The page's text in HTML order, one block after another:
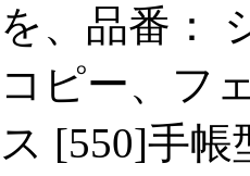
を、品番：
コピー、フ
ス [550]手帳